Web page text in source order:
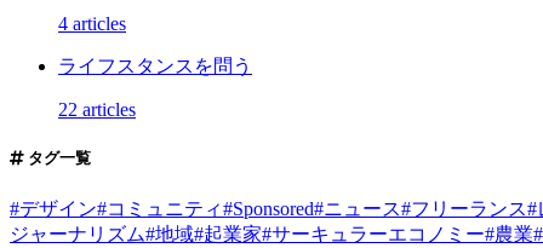
4 articles
ライフスタンスを問う
22 articles
タグ一覧
#デザイン#コミュニティ#Sponsored#ニュース#フリーランス#
ジャーナリズム#地域#起業家#サーキュラーエコノミー#農業#